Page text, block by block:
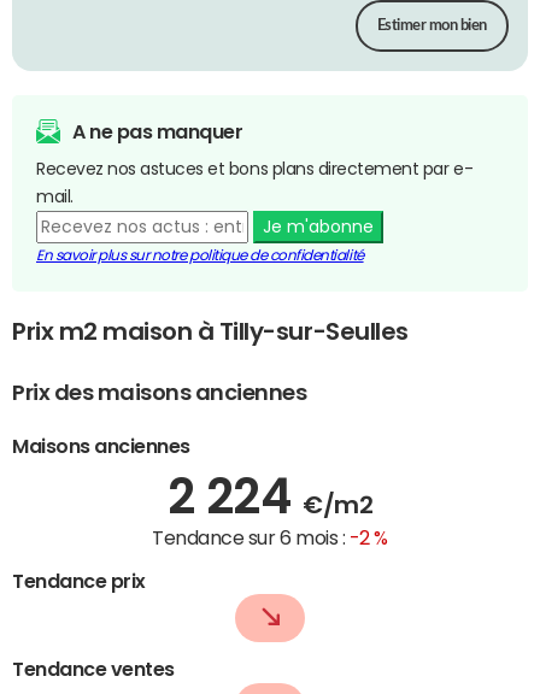
Estimer mon bien
A ne pas manquer
Recevez nos astuces et bons plans directement par e-
mail.
Je m'abonne
En savoir plus sur notre politique de confidentialité
Prix m2 maison à Tilly-sur-Seulles
Prix des maisons anciennes
Maisons anciennes
2 224 €/m2
Tendance sur 6 mois : -2 %
Tendance prix
Tendance ventes